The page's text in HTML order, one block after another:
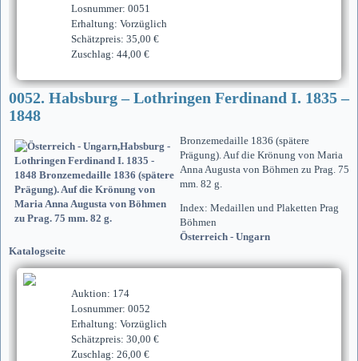
Losnummer: 0051
Erhaltung: Vorzüglich
Schätzpreis: 35,00 €
Zuschlag: 44,00 €
0052. Habsburg – Lothringen Ferdinand I. 1835 –
1848
Bronzemedaille 1836 (spätere
Prägung). Auf die Krönung von Maria
Anna Augusta von Böhmen zu Prag. 75
mm. 82 g.
Index: Medaillen und Plaketten Prag
Böhmen
Österreich - Ungarn
Katalogseite
Auktion: 174
Losnummer: 0052
Erhaltung: Vorzüglich
Schätzpreis: 30,00 €
Zuschlag: 26,00 €